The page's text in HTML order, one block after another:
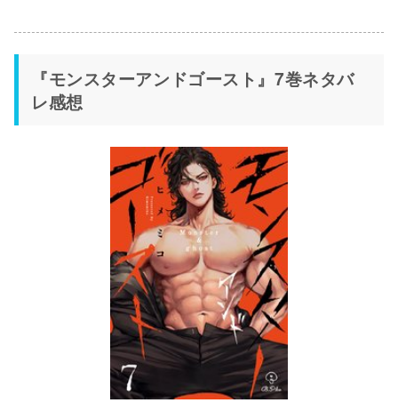
『モンスターアンドゴースト』7巻ネタバ
レ感想